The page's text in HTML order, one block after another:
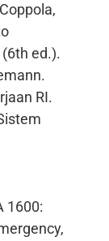
ed.).
RI.
1600: